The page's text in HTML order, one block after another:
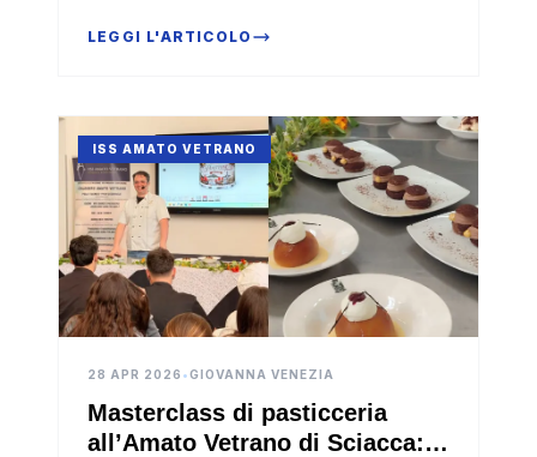
LEGGI L'ARTICOLO
ISS AMATO VETRANO
28 APR 2026 •GIOVANNA VENEZIA
Masterclass di pasticceria
all’Amato Vetrano di Sciacca: